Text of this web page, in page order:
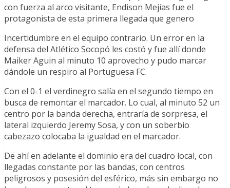
con fuerza al arco visitante, Endison Mejías fue el
protagonista de esta primera llegada que genero
Incertidumbre en el equipo contrario. Un error en la
defensa del Atlético Socopó les costó y fue allí donde
Maiker Aguin al minuto 10 aprovecho y pudo marcar
dándole un respiro al Portuguesa FC.
Con el 0-1 el verdinegro salía en el segundo tiempo en
busca de remontar el marcador. Lo cual, al minuto 52 un
centro por la banda derecha, entraría de sorpresa, el
lateral izquierdo Jeremy Sosa, y con un soberbio
cabezazo colocaba la igualdad en el marcador.
De ahí en adelante el dominio era del cuadro local, con
llegadas constante por las bandas, con centros
peligrosos y posesión del esférico, más sin embargo no